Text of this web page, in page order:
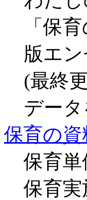
「保
版エ
(最終
デー
保育の資
保育
保育実